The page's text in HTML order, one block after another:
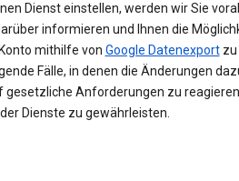
Dienst einstellen, werden wir Sie
informieren und Ihnen die
mithilfe von Google Datenexportzu
Fälle, in denen die Änderungen
gesetzliche Anforderungen zu
Dienste zu gewährleisten.